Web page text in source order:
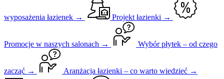
wyposażenia łazienek → Projekt łazienki →
Promocje w naszych salonach → Wybór płytek – od czego
zacząć → Aranżacja łazienki – co warto wiedzieć →